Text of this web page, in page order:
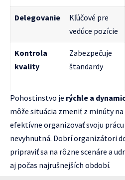
Delegovanie
Kľúčové pre
vedúce pozície
Kontrola
kvality
Zabezpečuje
štandardy
Pohostinstvo je rýchle a
môže situácia zmeniť z minúty
efektívne organizovať svoju prácu
nevyhnutná. Dobrí organizátori
pripraviť sa na rôzne scenáre a
aj počas najrušnejších období.